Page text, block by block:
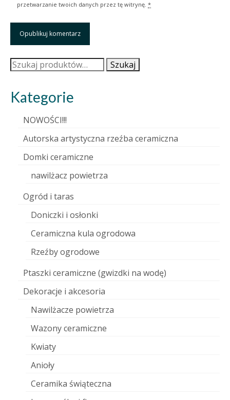
przetwarzanie twoich danych przez tę witrynę. *
Szukaj: Szukaj
Kategorie
NOWOŚCI!!!
Autorska artystyczna rzeźba ceramiczna
Domki ceramiczne
nawilżacz powietrza
Ogród i taras
Doniczki i osłonki
Ceramiczna kula ogrodowa
Rzeźby ogrodowe
Ptaszki ceramiczne (gwizdki na wodę)
Dekoracje i akcesoria
Nawilżacze powietrza
Wazony ceramiczne
Kwiaty
Anioły
Ceramika świąteczna